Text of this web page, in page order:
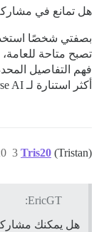
هل تمانع في
تصبح متاحة
فهم التفاصيل
أكثر استنارة لـ Discourse AI، مع مراعاة الجوانب الفريدة لمنصتك.
Tris20 (Tristan)
20 3
EricGT:
هل يمكنك